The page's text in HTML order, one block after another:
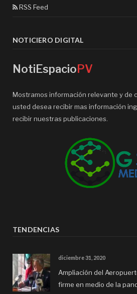
RSS Feed
NOTICIERO DIGITAL
NotiEspacioPV
Mostramos información relevante y de
usted desea recibir mas información
recibir nuestras publicaciones.
TENDENCIAS
diciembre 31, 2020
Ampliación del
firme en medio de la